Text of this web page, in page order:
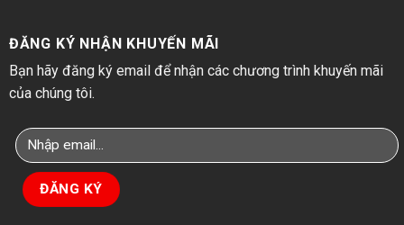
ĐĂNG KÝ NHẬN KHUYẾN MÃI
Bạn hãy đăng ký email để nhận các chương trình khuyến mãi
của chúng tôi.